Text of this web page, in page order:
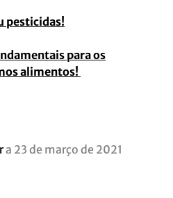
pesticidas!
para os
alimentos!
a 23 de março de 2021